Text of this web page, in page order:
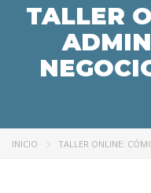
TALLER
INICIO TALLER ONLINE: